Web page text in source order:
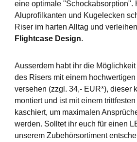
eine optimale "Schockabsorption".
Aluprofilkanten und Kugelecken
Riser im harten Alltag und
Flightcase Design.
Ausserdem habt ihr die
des Risers mit einem
versehen (zzgl. 34,- EUR*), dieser
montiert und ist mit einem
kaschiert, um maximalen
werden. Solltet ihr euch für einen
unserem Zubehörsortiment